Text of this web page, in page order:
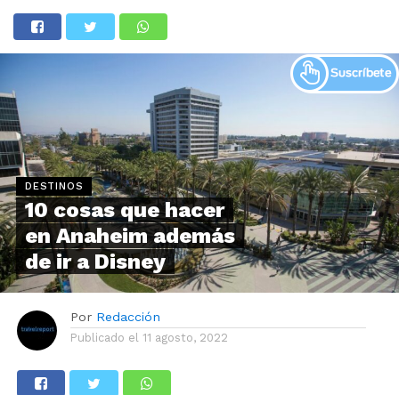
DESTINOS
10 cosas que hacer
en Anaheim además
de ir a Disney
Por Redacción
Publicado el 11 agosto, 2022